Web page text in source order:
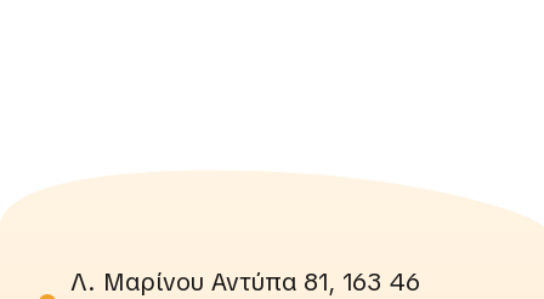
Λ. Μαρίνου Αντύπα 81, 163 46